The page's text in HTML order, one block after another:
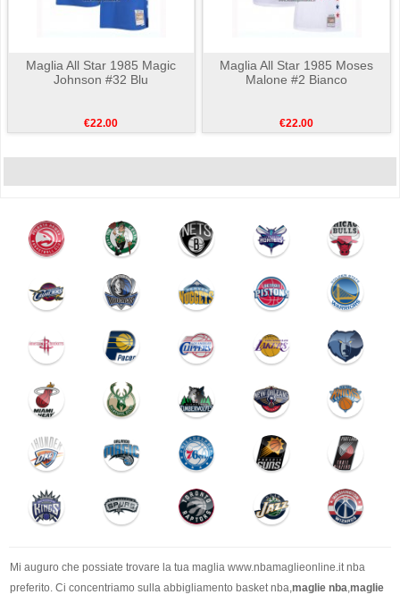
Maglia All Star 1985 Magic
Johnson #32 Blu
€22.00
Maglia All Star 1985 Moses
Malone #2 Bianco
€22.00
Mi auguro che possiate trovare la tua maglia www.nbamaglieonline.it nba
preferito. Ci concentriamo sulla abbigliamento basket nba, maglie nba maglie